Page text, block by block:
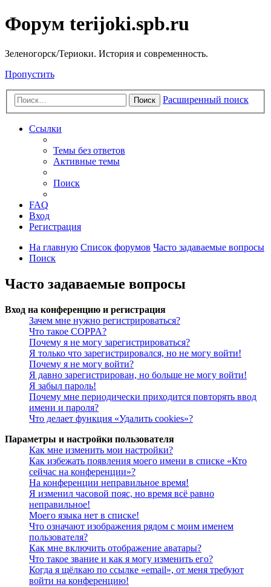
Форум terijoki.spb.ru
Зеленогорск/Териоки. История и современность.
Пропустить
Поиск Расширенный поиск
Ссылки
Темы без ответов
Активные темы
Поиск
FAQ
Вход
Регистрация
На главную Список форумов Часто задаваемые вопросы
Поиск
Часто задаваемые вопросы
Вход на конференцию и регистрация
Зачем мне нужно регистрироваться?
Что такое COPPA?
Почему я не могу зарегистрироваться?
Я только что зарегистрировался, но не могу войти!
Почему я не могу войти?
Я давно зарегистрирован, но больше не могу войти!
Я забыл пароль!
Почему мне периодически приходится повторять ввод
имени и пароля?
Что делает функция «Удалить cookies»?
Параметры и настройки пользователя
Как мне изменить мои настройки?
Как избежать появления моего имени в списке «Кто
сейчас на конференции»?
На конференции неправильное время!
Я изменил часовой пояс, но время всё равно
неправильное!
Моего языка нет в списке!
Что означают изображения рядом с моим именем
пользователя?
Как мне включить отображение аватары?
Что такое звание и как я могу изменить его?
Когда я щёлкаю по ссылке «email», от меня требуют
войти на конференцию!